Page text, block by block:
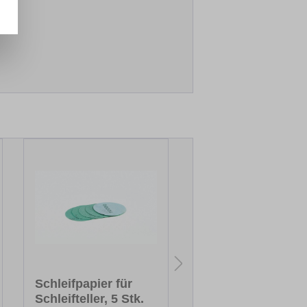
Schleifpapier für
Schleifteller, 5 Stk.